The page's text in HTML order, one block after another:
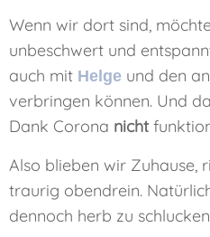
Wenn wir dort sind,
unbeschwert und
auch mit Helge und den
verbringen können. Und
Dank Corona nicht
Also blieben wir Zuhause,
traurig obendrein.
dennoch herb zu